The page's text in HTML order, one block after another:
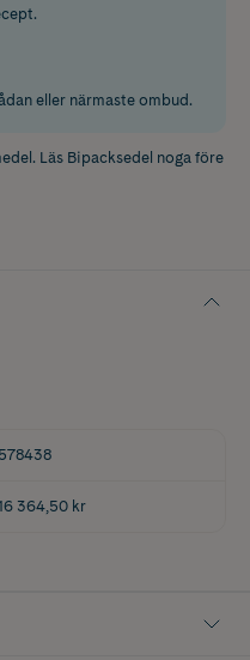
eller närmaste ombud.
Läs Bipacksedel noga före
578438
364,50 kr